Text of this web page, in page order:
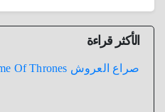
الأكثر قراءة
صراع العروش Game Of Thrones